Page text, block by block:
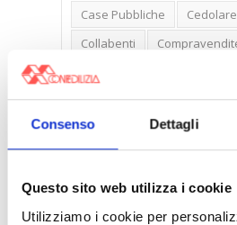
Consenso Dettagli
Questo sito web utilizza i cookie
Utilizziamo i cookie per
Case Pubbliche
Collabenti
Condominio
Confedilizia.EU
Dirittiproprietà
Emissioni
Ideologia Green
Libero Mercato